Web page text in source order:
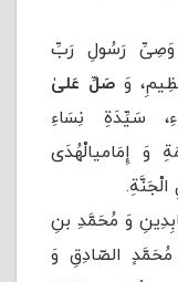
وَصِیِّ رَسُولِ رَبِّ
وَ صَلِّ عَلیٰ
سَیِّدَةِ نِسَاءِ
وَ إِمَامی‏‏الْهُدَى
وَ مُحَمَّدِ بنِ
مُحَمَّدٍ الصّادِقِ وَ